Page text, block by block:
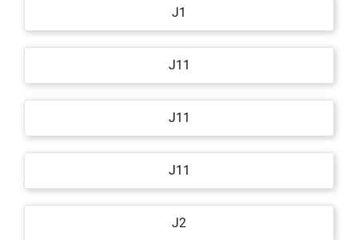
J1
J11
J11
J11
J2